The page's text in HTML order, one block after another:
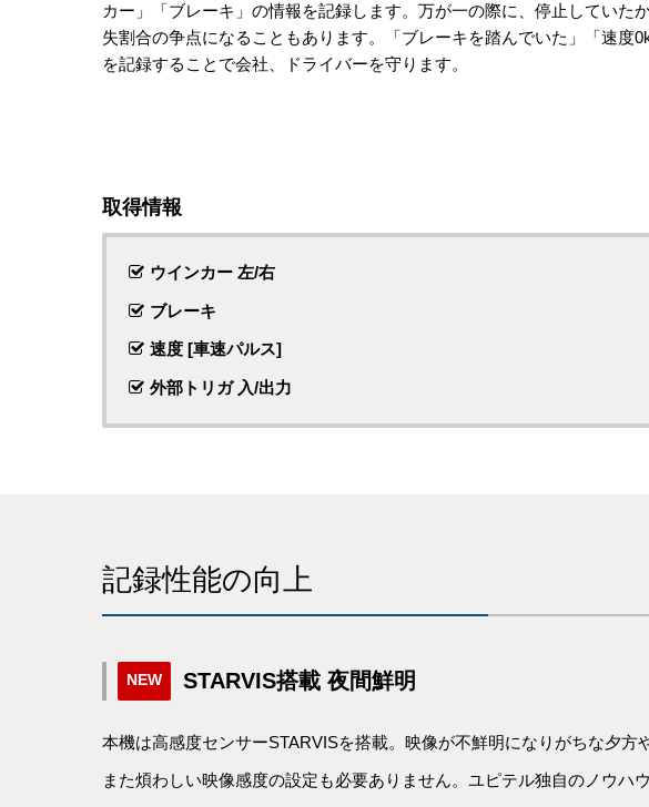
カー」「ブレーキ」の情報を記録します。万が一の際に、停止していた
失割合の争点になることもあります。「ブレーキを踏んでいた」「速度
を記録することで会社、ドライバーを守ります。
取得情報
ウインカー 左/右
ブレーキ
速度 [車速パルス]
外部トリガ 入/出力
記録性能の向上
NEW STARVIS搭載 夜間鮮明
本機は高感度センサーSTARVISを搭載。映像が不鮮明になりがちな夕
また煩わしい映像感度の設定も必要ありません。ユピテル独自のノウハ